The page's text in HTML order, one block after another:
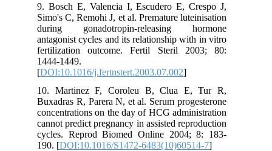
9. Bosch E, Valencia I, Escudero E, Crespo J,
Simo's C, Remohi J, et al. Premature luteinisation
during gonadotropin-releasing hormone
antagonist cycles and its relationship with in vitro
fertilization outcome. Fertil Steril 2003; 80:
1444-1449.
[DOI:10.1016/j.fertnstert.2003.07.002
10. Martinez F, Coroleu B, Clua E, Tur R,
Buxadras R, Parera N, et al. Serum progesterone
concentrations on the day of HCG administration
cannot predict pregnancy in assisted reproduction
cycles. Reprod Biomed Online 2004; 8: 183-
190. [DOI:10.1016/S1472-6483(10)60514-7